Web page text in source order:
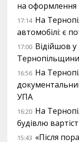
на оформлення
17:14 На
автомобілі: є
17:00 Відійшов у
16:56 На
УПА
16:20 На
будівлю
15:43 «Після